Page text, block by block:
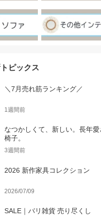
ピックス
＼7月売れ筋ランキング／
1週間前
なつかしくて、新しい。長年
椅子。
3週間前
2026 新作家具コレクション
2026/07/09
SALE｜バリ雑貨 売り尽くし